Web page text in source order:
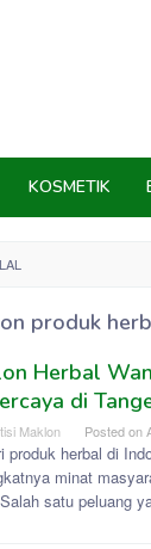
KOSMETIK
produk
Herbal
di
Maklon Posted on
produk herbal di
minat
satu peluang